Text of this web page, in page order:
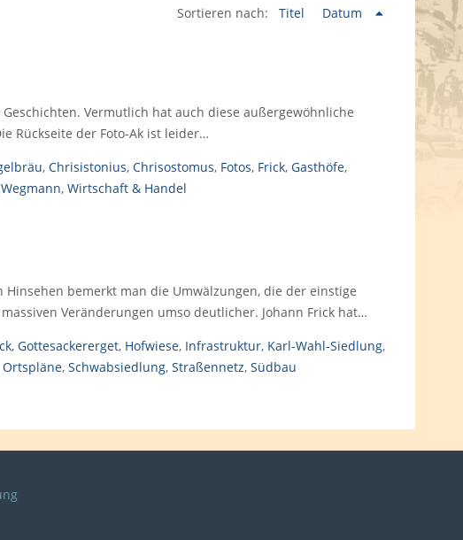
Sortieren nach: Titel Datum
Vermutlich hat auch diese außergewöhnliche
Rückseite der Foto-Ak ist leider…
, Chrisistonius, Chrisostomus, Fotos, Frick, Gasthöfe,
Wegmann, Wirtschaft & Handel
bemerkt man die Umwälzungen, die der einstige
Veränderungen umso deutlicher. Johann Frick hat…
, Gottesackererget, Hofwiese, Infrastruktur, Karl-Wahl-Siedlung,
Ortspläne, Schwabsiedlung, Straßennetz, Südbau